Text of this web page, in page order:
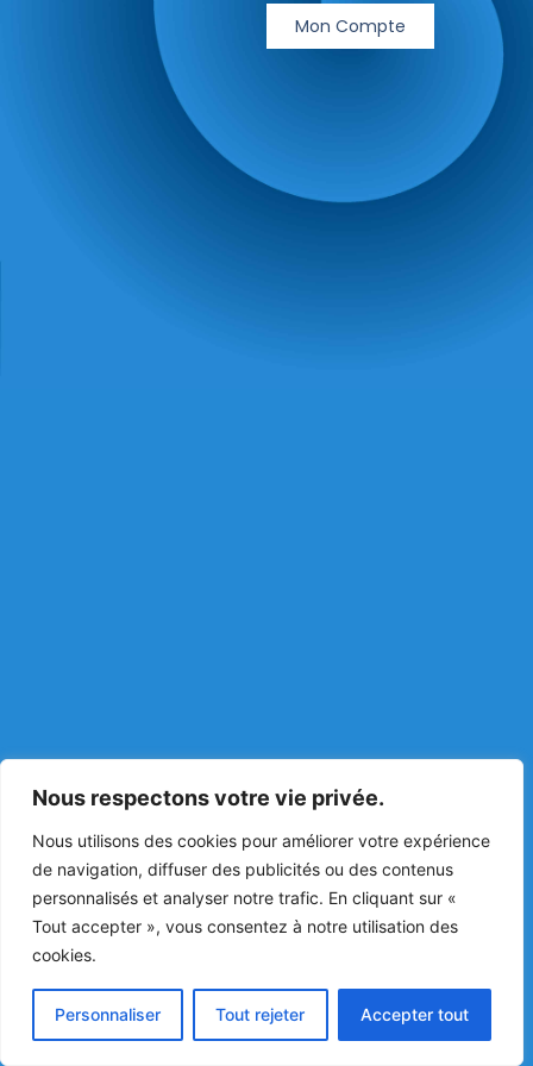
Nous respectons votre vie privée.
Nous utilisons des cookies pour améliorer votre expérience
de navigation, diffuser des publicités ou des contenus
personnalisés et analyser notre trafic. En cliquant sur «
Tout accepter », vous consentez à notre utilisation des
cookies.
Personnaliser Tout rejeter Accepter tout
Mon Compte